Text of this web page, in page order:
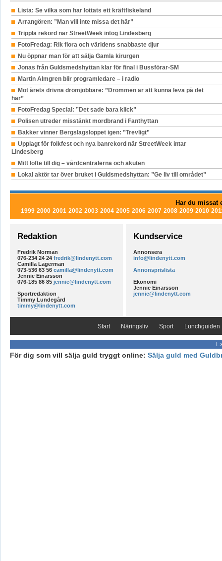
Lista: Se vilka som har lottats ett kräftfiskeland
Arrangören: ”Man vill inte missa det här”
Trippla rekord när StreetWeek intog Lindesberg
FotoFredag: Rik flora och världens snabbaste djur
Nu öppnar man för att sälja Gamla kirurgen
Jonas från Guldsmedshyttan klar för final i Bussförar-SM
Martin Almgren blir programledare – i radio
Möt årets drivna drömjobbare: ”Drömmen är att kunna leva på det
här”
FotoFredag Special: ”Det sade bara klick”
Polisen utreder misstänkt mordbrand i Fanthyttan
Bakker vinner Bergslagsloppet igen: ”Trevligt”
Upplagt för folkfest och nya banrekord när StreetWeek intar
Lindesberg
Mitt löfte till dig – vårdcentralerna och akuten
Lokal aktör tar över bruket i Guldsmedshyttan: ”Ge liv till området”
Har du missat
1999 2000 2001 2002 2003 2004 2005 2006 2007 2008 2009 2010
Redaktion
Fredrik Norman
076-234 24 24 fredrik@lindenytt.com
Camilla Lagerman
073-536 63 56 camilla@lindenytt.com
Jennie Einarsson
076-185 86 85 jennie@lindenytt.com
Sportredaktion
Timmy Lundegård
timmy@lindenytt.com
Kundservice
Annonsera
info@lindenytt.com
Annonsprislista
Ekonomi
Jennie Einarsson
jennie@lindenytt.com
Start Näringsliv Sport Lunchguiden
För dig som vill sälja guld tryggt online: Sälja guld med